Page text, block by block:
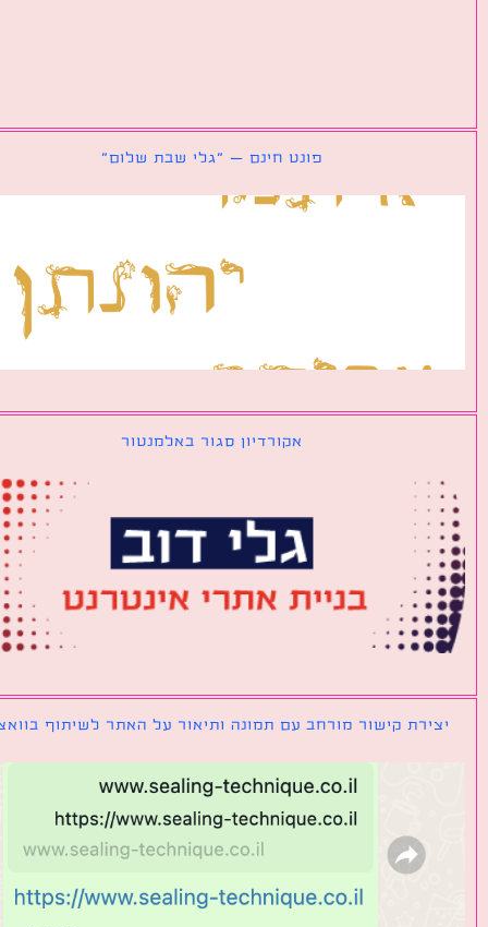
פונט חינם – ״גלי שבת שלום״
אקורדיון סגור באלמנטור
קישור מורחב עם תמונה ותיאור על האתר לשיתוף בוואצאפ